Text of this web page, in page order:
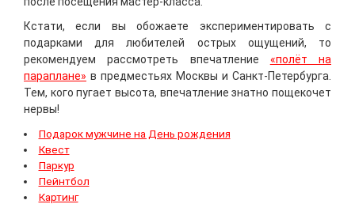
Кстати, если вы обожаете экспериментировать с
подарками для любителей острых ощущений, то
рекомендуем рассмотреть впечатление «полёт на
параплане» в предместьях Москвы и Санкт-Петербурга.
Тем, кого пугает высота, впечатление знатно пощекочет
нервы!
Подарок мужчине на День рождения
Квест
Паркур
Пейнтбол
Картинг